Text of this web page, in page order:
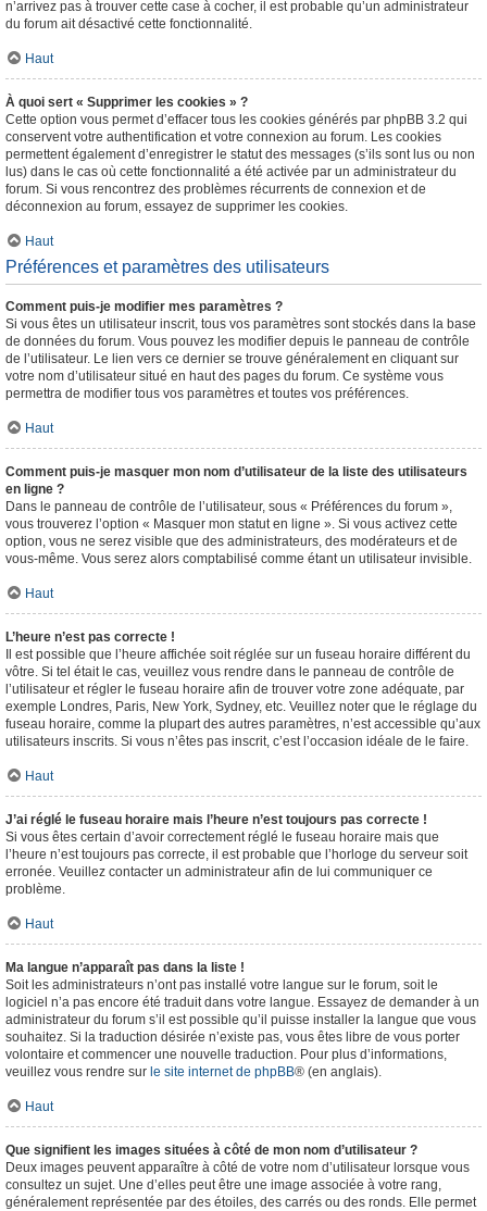
n’arrivez pas à trouver cette case à cocher, il est probable qu’un administrateur
du forum ait désactivé cette fonctionnalité.
Haut
À quoi sert « Supprimer les cookies » ?
Cette option vous permet d’effacer tous les cookies générés par phpBB 3.2 qui
conservent votre authentification et votre connexion au forum. Les cookies
permettent également d’enregistrer le statut des messages (s’ils sont lus ou non
lus) dans le cas où cette fonctionnalité a été activée par un administrateur du
forum. Si vous rencontrez des problèmes récurrents de connexion et de
déconnexion au forum, essayez de supprimer les cookies.
Haut
Préférences et paramètres des utilisateurs
Comment puis-je modifier mes paramètres ?
Si vous êtes un utilisateur inscrit, tous vos paramètres sont stockés dans la base
de données du forum. Vous pouvez les modifier depuis le panneau de contrôle
de l’utilisateur. Le lien vers ce dernier se trouve généralement en cliquant sur
votre nom d’utilisateur situé en haut des pages du forum. Ce système vous
permettra de modifier tous vos paramètres et toutes vos préférences.
Haut
Comment puis-je masquer mon nom d’utilisateur de la liste des utilisateurs
en ligne ?
Dans le panneau de contrôle de l’utilisateur, sous « Préférences du forum »,
vous trouverez l’option « Masquer mon statut en ligne ». Si vous activez cette
option, vous ne serez visible que des administrateurs, des modérateurs et de
vous-même. Vous serez alors comptabilisé comme étant un utilisateur invisible.
Haut
L’heure n’est pas correcte !
Il est possible que l’heure affichée soit réglée sur un fuseau horaire différent du
vôtre. Si tel était le cas, veuillez vous rendre dans le panneau de contrôle de
l’utilisateur et régler le fuseau horaire afin de trouver votre zone adéquate, par
exemple Londres, Paris, New York, Sydney, etc. Veuillez noter que le réglage du
fuseau horaire, comme la plupart des autres paramètres, n’est accessible qu’aux
utilisateurs inscrits. Si vous n’êtes pas inscrit, c’est l’occasion idéale de le faire.
Haut
J’ai réglé le fuseau horaire mais l’heure n’est toujours pas correcte !
Si vous êtes certain d’avoir correctement réglé le fuseau horaire mais que
l’heure n’est toujours pas correcte, il est probable que l’horloge du serveur soit
erronée. Veuillez contacter un administrateur afin de lui communiquer ce
problème.
Haut
Ma langue n’apparaît pas dans la liste !
Soit les administrateurs n’ont pas installé votre langue sur le forum, soit le
logiciel n’a pas encore été traduit dans votre langue. Essayez de demander à un
administrateur du forum s’il est possible qu’il puisse installer la langue que vous
souhaitez. Si la traduction désirée n’existe pas, vous êtes libre de vous porter
volontaire et commencer une nouvelle traduction. Pour plus d’informations,
veuillez vous rendre sur le site internet de phpBB® (en anglais).
Haut
Que signifient les images situées à côté de mon nom d’utilisateur ?
Deux images peuvent apparaître à côté de votre nom d’utilisateur lorsque vous
consultez un sujet. Une d’elles peut être une image associée à votre rang,
généralement représentée par des étoiles, des carrés ou des ronds. Elle permet